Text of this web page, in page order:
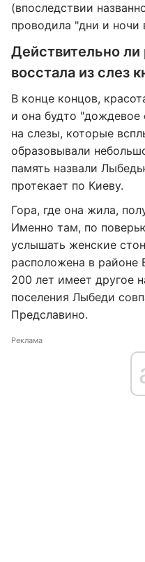
(впоследствии
проводила "дни и ночи
Действительно
восстала из слез
В конце концов,
и она будто "дождевое
на слезы, которые
образовывали
память назвали
протекает по Киеву.
Гора, где она жила,
Именно там, по
услышать женские
расположена в районе
200 лет имеет другое
поселения Лыбеди
Предславино.
Реклама